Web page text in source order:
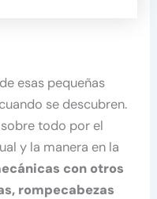
esas pequeñas
se descubren.
todo por el
y la manera en la
con otros
rompecabezas